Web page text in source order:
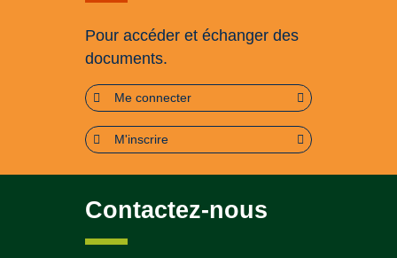
Pour accéder et échanger des
documents.
Me connecter
M'inscrire
Contactez-nous